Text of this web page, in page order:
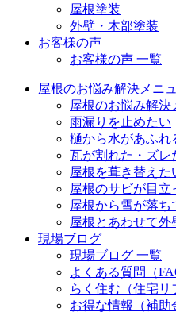
屋根塗装
外壁・木部塗装
お客様の声
お客様の声 一覧
屋根のお悩み解決メニ
屋根のお悩み解決
雨漏りを止めたい
樋から水があふれ
瓦が割れた・ズレ
屋根を葺き替えた
屋根のサビが目立
屋根から雪が落ち
屋根とあわせて
現場ブログ
現場ブログ 一覧
よくある質問（
らく住む（住宅リ
お得な情報（補助